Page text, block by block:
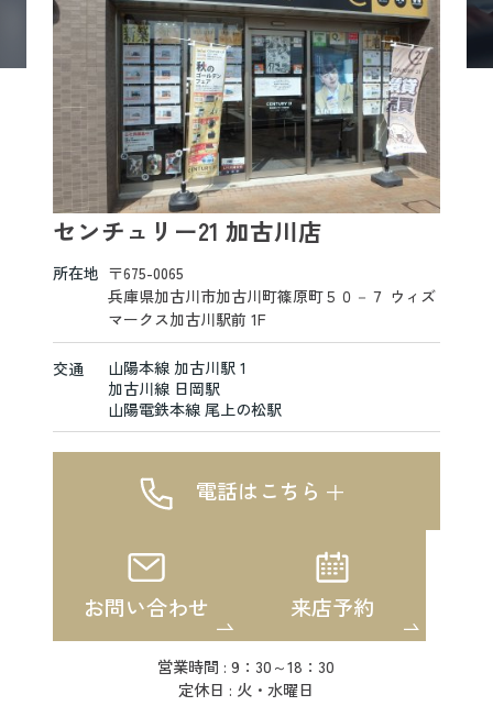
センチュリー21 加古川店
所在地 〒675-0065
兵庫県加古川市加古川町篠原町５０－７ ウィズ
マークス加古川駅前 1F
交通
山陽本線 加古川駅 1
加古川線 日岡駅
山陽電鉄本線 尾上の松駅
電話はこちら
お問い合わせ 来店予約
営業時間 : 9：30～18：30
定休日 : 火・水曜日